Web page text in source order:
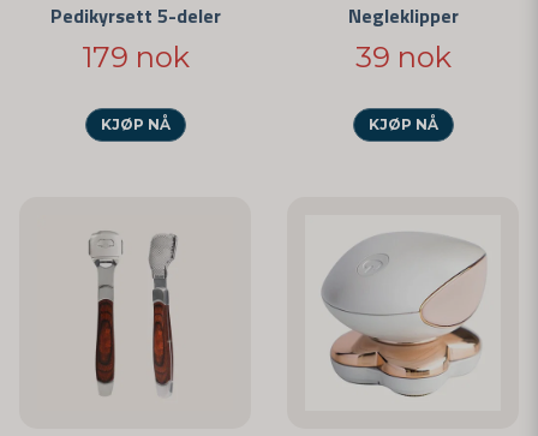
Pedikyrsett 5-deler
179 nok
KJØP NÅ
Negleklipper
39 nok
KJØP NÅ